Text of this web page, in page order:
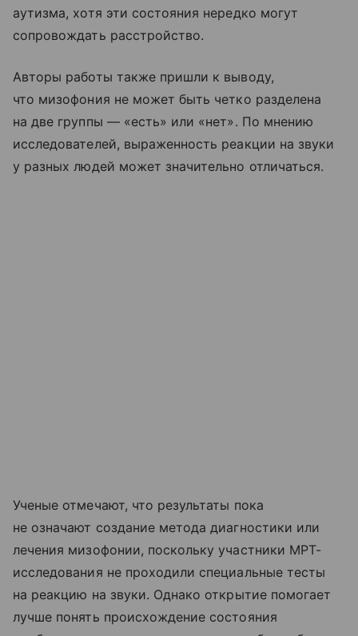
аутизма, хотя эти состояния нередко могут
сопровождать расстройство.
Авторы работы также пришли к выводу,
что мизофония не может быть четко разделена
на две группы — «есть» или «нет». По мнению
исследователей, выраженность реакции на звуки
у разных людей может значительно отличаться.
Ученые отмечают, что результаты пока
не означают создание метода диагностики или
лечения мизофонии, поскольку участники МРТ-
исследования не проходили специальные тесты
на реакцию на звуки. Однако открытие помогает
лучше понять происхождение состояния